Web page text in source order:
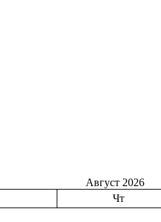
Август 2026
Чт